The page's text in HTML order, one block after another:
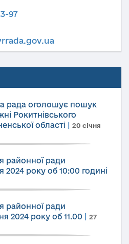
97
рада оголошує пошук
Рокитнівського
області
20 січня
районної ради
2024 року об 10:00 годині
районної ради
2024 року об 11.00
27